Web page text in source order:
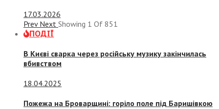
17.03.2026
Prev Next Showing 1 Of 851
ПОДІЇ
В Києві сварка через російську музику закінчилась
вбивством
18.04.2025
Пожежа на Броварщині: горіло поле під Баришівкою